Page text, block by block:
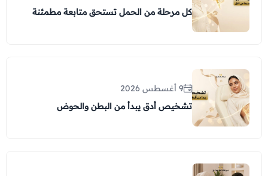
كل مرحلة من الحمل تستحق متابعة مطمئنة
9 أغسطس 2026
تشخيص أدق يبدأ من البطن والحوض